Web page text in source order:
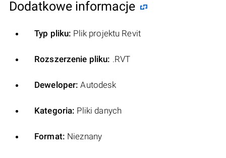
Dodatkowe informacje
Typ pliku: Plik projektu Revit
Rozszerzenie pliku: .RVT
Deweloper: Autodesk
Kategoria: Pliki danych
Format: Nieznany